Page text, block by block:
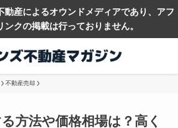
動産によるオウンドメディアであり、アフ
ンクの掲載は行っておりません。
不動産売却
方法や価格相場は？高く